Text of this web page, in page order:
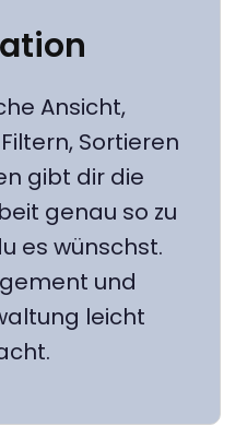
Ansicht,
Sortieren
gibt dir die
genau so zu
es wünschst.
und
leicht